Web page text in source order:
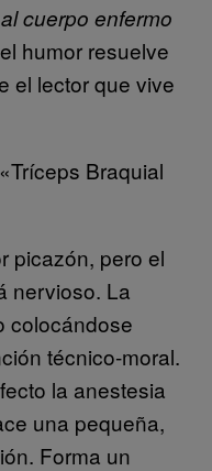
cuerpo enfermo
humor resuelve
el lector que vive
Braquial
picazón, pero el
nervioso. La
colocándose
técnico-moral.
la anestesia
una pequeña,
Forma un